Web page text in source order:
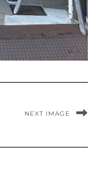
NEXT IMAGE